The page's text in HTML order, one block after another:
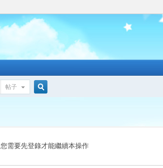
帖子
索
您需要先登錄才能繼續本操作